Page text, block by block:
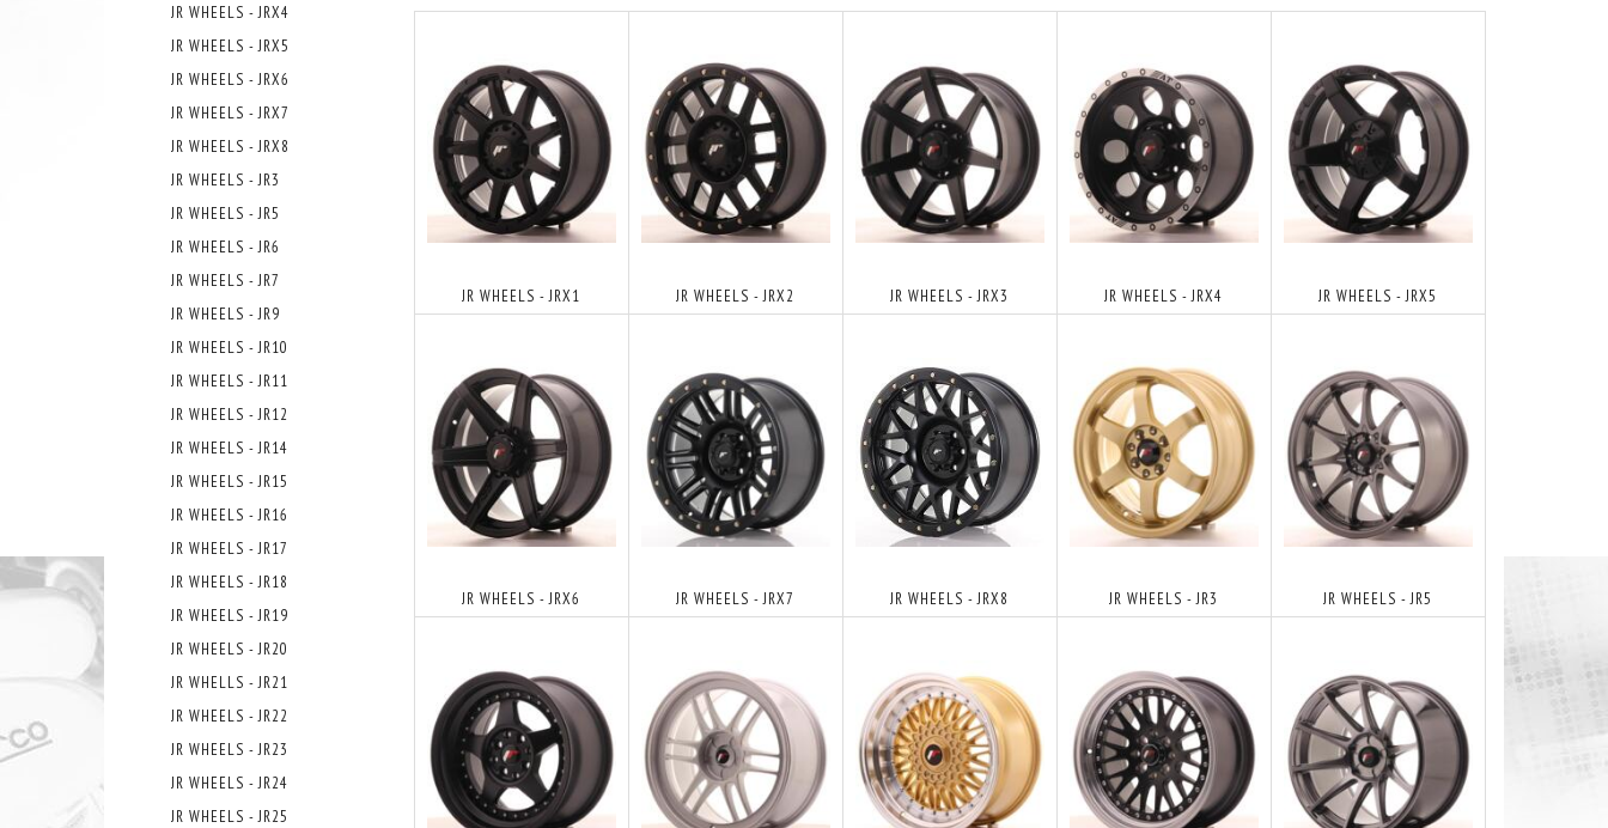
JR WHEELS - JRX4
JR WHEELS - JRX5
JR WHEELS - JRX6
JR WHEELS - JRX7
JR WHEELS - JRX8
JR WHEELS - JR3
JR WHEELS - JR5
JR WHEELS - JR6
JR WHEELS - JR7
JR WHEELS - JR9
JR WHEELS - JR10
JR WHEELS - JR11
JR WHEELS - JR12
JR WHEELS - JR14
JR WHEELS - JR15
JR WHEELS - JR16
JR WHEELS - JR17
JR WHEELS - JR18
JR WHEELS - JR19
JR WHEELS - JR20
JR WHELLS - JR21
JR WHEELS - JR22
JR WHEELS - JR23
JR WHEELS - JR24
JR WHEELS - JR25
JR WHEELS - JRX1 JR WHEELS - JRX2 JR WHEELS - JRX3 JR WHEELS - JRX4 JR WHEELS - JRX5
JR WHEELS - JRX6 JR WHEELS - JRX7 JR WHEELS - JRX8 JR WHEELS - JR3 JR WHEELS - JR5